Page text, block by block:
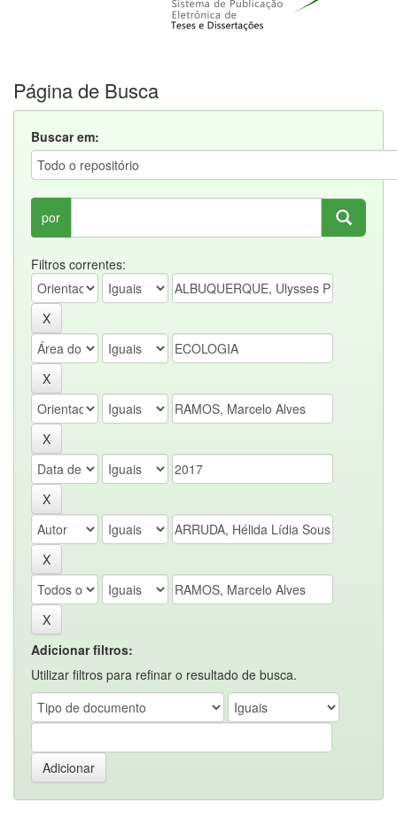
Página de Busca
Buscar em:
por
Filtros correntes:
Adicionar filtros:
Utilizar filtros para refinar o resultado de busca.